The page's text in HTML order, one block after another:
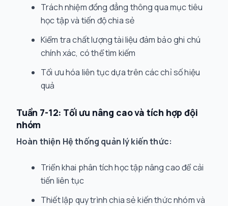
Trách nhiệm đồng đẳng thông qua mục tiêu
học tập và tiến độ chia sẻ
Kiểm tra chất lượng tài liệu đảm bảo ghi chú
chính xác, có thể tìm kiếm
Tối ưu hóa liên tục dựa trên các chỉ số hiệu
quả
Tuần 7-12: Tối ưu nâng cao và tích hợp đội
nhóm
Hoàn thiện Hệ thống quản lý kiến thức:
Triển khai phân tích học tập nâng cao để cải
tiến liên tục
Thiết lập quy trình chia sẻ kiến thức nhóm và